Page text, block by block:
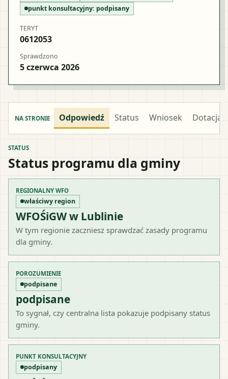
punkt konsultacyjny: podpisany
TERYT
0612053
Sprawdzono
5 czerwca 2026
NA STRONIE Odpowiedź Status Wniosek Dotacja
STATUS
Status programu dla gminy
REGIONALNY WFO
właściwy region
WFOŚiGW w Lublinie
W tym regionie zaczniesz sprawdzać zasady programu
dla gminy.
POROZUMIENIE
podpisane
podpisane
To sygnał, czy centralna lista pokazuje podpisany status
gminy.
PUNKT KONSULTACYJNY
podpisany